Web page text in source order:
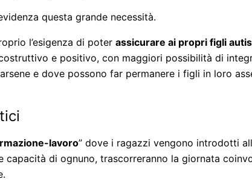
questa grande necessità.
l’esigenza di poter assicurare ai propri figli
e positivo, con maggiori possibilità di
e dove possono far permanere i figli in loro
lavoro” dove i ragazzi vengono introdotti
di ognuno, trascorreranno la giornata